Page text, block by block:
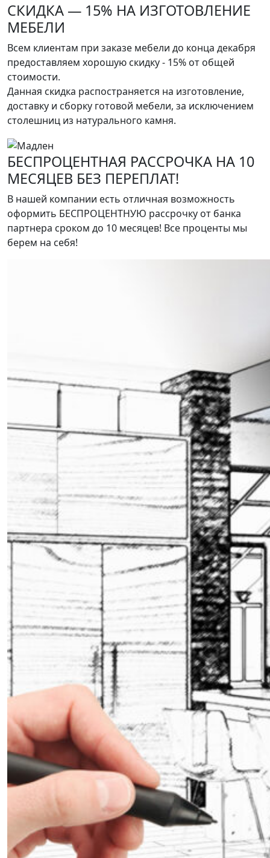
СКИДКА — 15% НА ИЗГОТОВЛЕНИЕ
МЕБЕЛИ
Всем клиентам при заказе мебели до конца декабря
предоставляем хорошую скидку - 15% от общей
стоимости.
Данная скидка распостраняется на изготовление,
доставку и сборку готовой мебели, за исключением
столешниц из натурального камня.
БЕСПРОЦЕНТНАЯ РАССРОЧКА НА 10
МЕСЯЦЕВ БЕЗ ПЕРЕПЛАТ!
В нашей компании есть отличная возможность
оформить БЕСПРОЦЕНТНУЮ рассрочку от банка
партнера сроком до 10 месяцев! Все проценты мы
берем на себя!